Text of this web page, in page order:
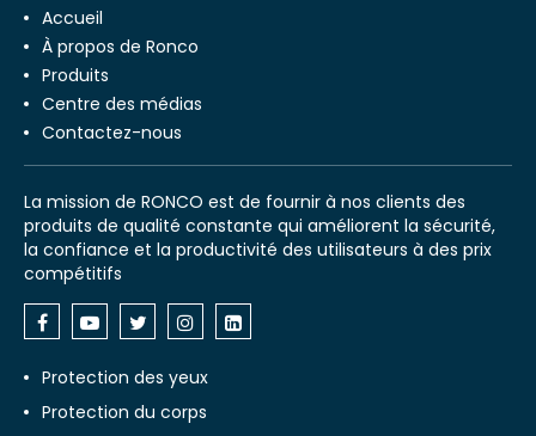
Accueil
À propos de Ronco
Produits
Centre des médias
Contactez-nous
La mission de RONCO est de fournir à nos clients des
produits de qualité constante qui améliorent la sécurité,
la confiance et la productivité des utilisateurs à des prix
compétitifs
Protection des yeux
Protection du corps